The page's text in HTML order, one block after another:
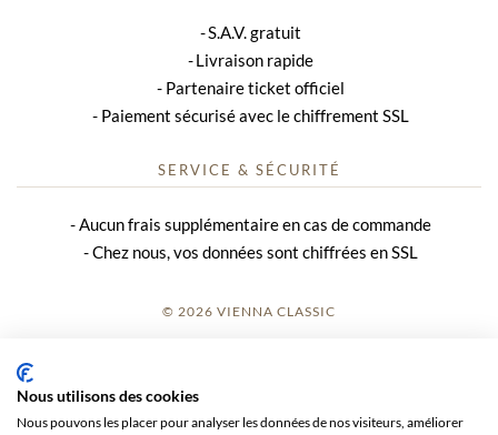
S.A.V. gratuit
Livraison rapide
Partenaire ticket officiel
Paiement sécurisé avec le chiffrement SSL
SERVICE & SÉCURITÉ
Aucun frais supplémentaire en cas de commande
Chez nous, vos données sont chiffrées en SSL
© 2026 VIENNA CLASSIC
Nous utilisons des cookies
Nous pouvons les placer pour analyser les données de nos visiteurs, améliorer